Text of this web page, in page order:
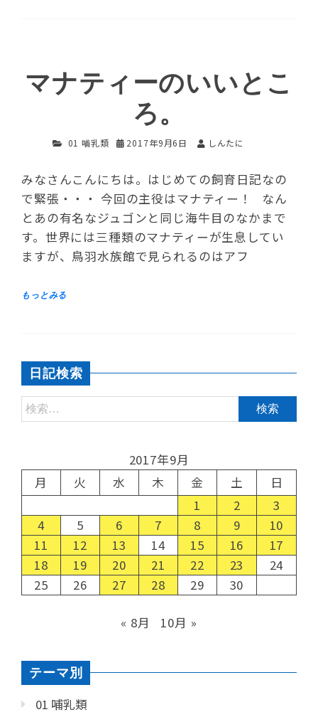
マナティーのいいとこ
ろ。
01 哺乳類 2017年9月6日 しんたに
みなさんこんにちは。はじめての飼育日記なの
で緊張・・・ 今回の主役はマナティー！ なん
とあの有名なジュゴンと同じ海牛目のなかまで
す。世界には三種類のマナティーが生息してい
ますが、鳥羽水族館で見られるのはアフ
日記検索
2017年9月
月
火 水 木 金 土
日
1
2
3
4
5 6 7 8 9
10
11
12 13 14 15 16
17
18
19 20 21 22 23
24
25
26 27 28 29 30
« 8月 10月 »
テーマ別
01 哺乳類